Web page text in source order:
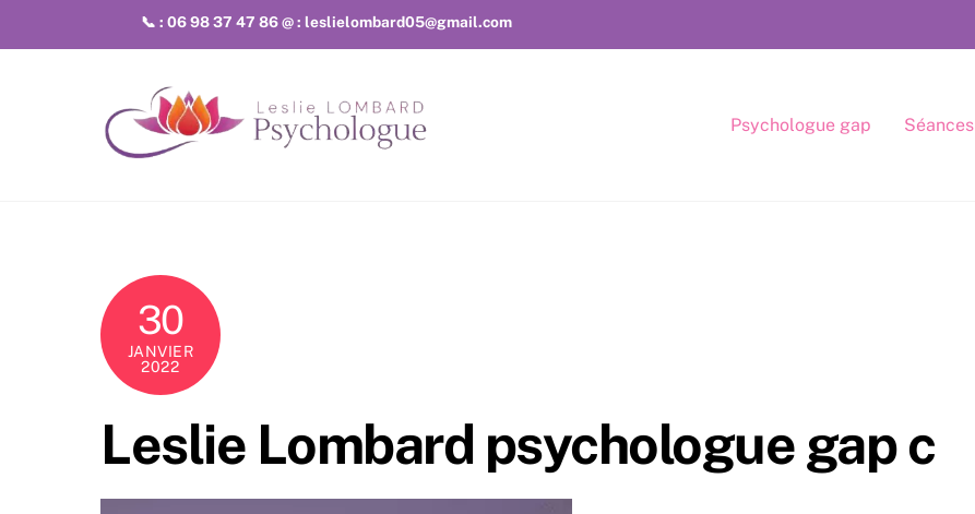
📞 : 06 98 37 47 86 @ : leslielombard05@gmail.com
Psychologue gap Séances
30
JANVIER
2022
Leslie Lombard psychologue gap c